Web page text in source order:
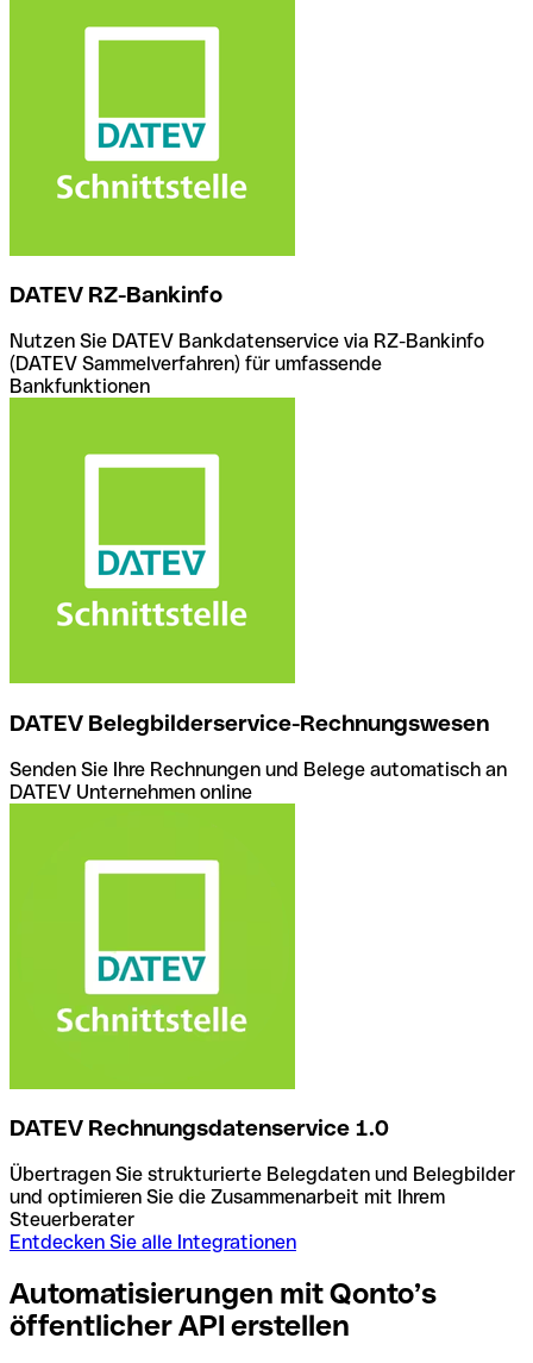
DATEV RZ-Bankinfo
Nutzen Sie DATEV Bankdatenservice via RZ-Bankinfo
(DATEV Sammelverfahren) für umfassende
Bankfunktionen
DATEV Belegbilderservice-Rechnungswesen
Senden Sie Ihre Rechnungen und Belege automatisch an
DATEV Unternehmen online
DATEV Rechnungsdatenservice 1.0
Übertragen Sie strukturierte Belegdaten und Belegbilder
und optimieren Sie die Zusammenarbeit mit Ihrem
Steuerberater
Entdecken Sie alle Integrationen
Automatisierungen mit Qonto’s
öffentlicher API erstellen